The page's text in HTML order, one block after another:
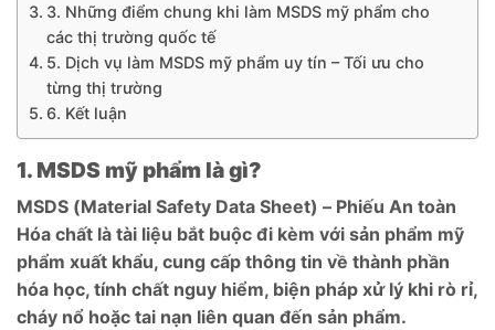
3. Những điểm chung khi làm MSDS mỹ phẩm cho
các thị trường quốc tế
5. Dịch vụ làm MSDS mỹ phẩm uy tín – Tối ưu cho
từng thị trường
6. Kết luận
1. MSDS mỹ phẩm là gì?
MSDS (Material Safety Data Sheet) – Phiếu An toàn
Hóa chất là tài liệu bắt buộc đi kèm với sản phẩm mỹ
phẩm xuất khẩu, cung cấp thông tin về thành phần
hóa học, tính chất nguy hiểm, biện pháp xử lý khi rò rỉ,
cháy nổ hoặc tai nạn liên quan đến sản phẩm.